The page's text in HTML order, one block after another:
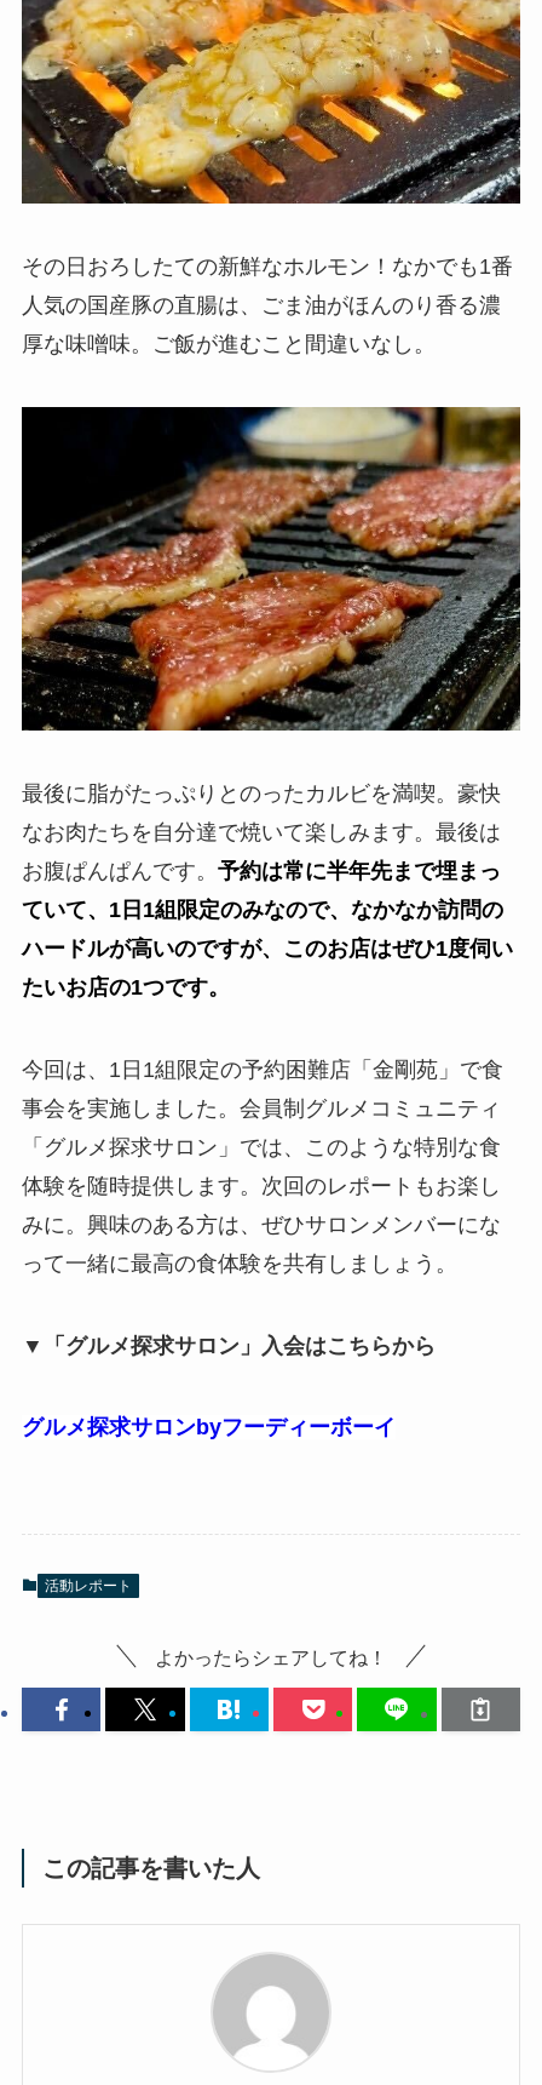
その日おろしたての新鮮なホルモン！なかでも1番
人気の国産豚の直腸は、ごま油がほんのり香る濃
厚な味噌味。ご飯が進むこと間違いなし。
最後に脂がたっぷりとのったカルビを満喫。豪快
なお肉たちを自分達で焼いて楽しみます。最後は
お腹ぱんぱんです。 予約は常に半年先まで埋まっ
ていて、1日1組限定のみなので、なかなか訪問の
ハードルが高いのですが、このお店はぜひ1度伺い
たいお店の1つです。
今回は、1日1組限定の予約困難店「金剛苑」で食
事会を実施しました。会員制グルメコミュニティ
「グルメ探求サロン」では、このような特別な食
体験を随時提供します。次回のレポートもお楽し
みに。興味のある方は、ぜひサロンメンバーにな
って一緒に最高の食体験を共有しましょう。
▼「グルメ探求サロン」入会はこちらから
グルメ探求サロンbyフーディーボーイ
活動レポート
よかったらシェアしてね！
この記事を書いた人